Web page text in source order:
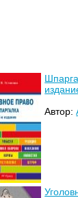
Автор: